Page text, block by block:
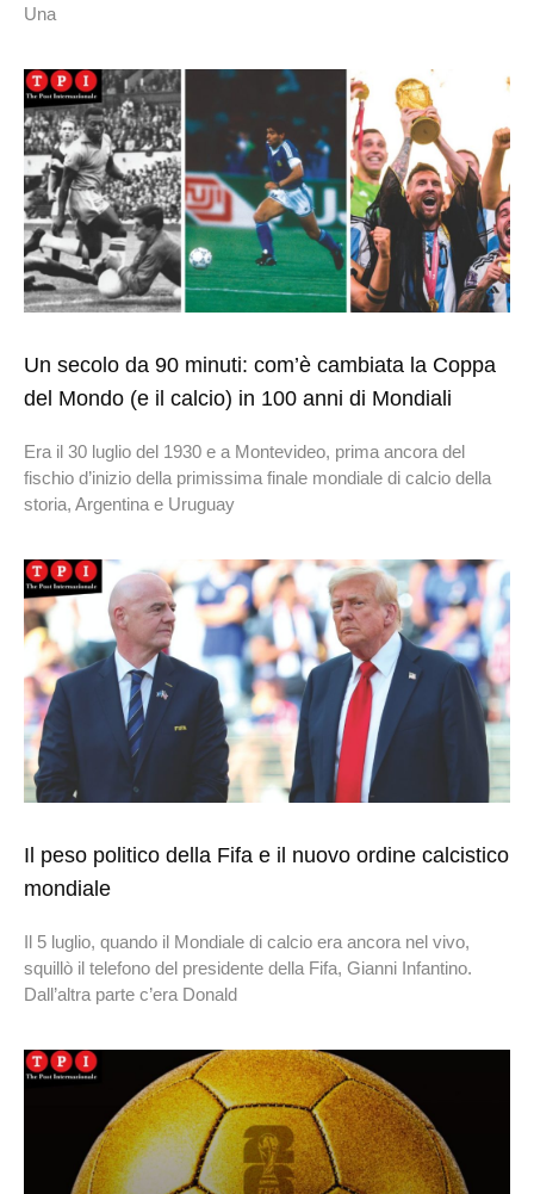
Una
Un secolo da 90 minuti: com’è cambiata la Coppa
del Mondo (e il calcio) in 100 anni di Mondiali
Era il 30 luglio del 1930 e a Montevideo, prima ancora del
fischio d’inizio della primissima finale mondiale di calcio della
storia, Argentina e Uruguay
Il peso politico della Fifa e il nuovo ordine calcistico
mondiale
Il 5 luglio, quando il Mondiale di calcio era ancora nel vivo,
squillò il telefono del presidente della Fifa, Gianni Infantino.
Dall’altra parte c’era Donald